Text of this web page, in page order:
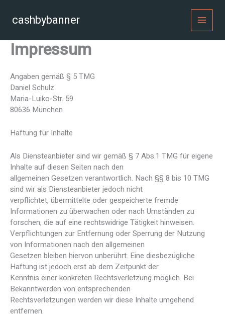
Inhalt
springencashbybanner
Impressum
Angaben gemäß § 5 TMG
Daniel Schulz
Maria-Luiko-Str. 59
80636 München
Haftung für Inhalte
Als Diensteanbieter sind wir gemäß § 7 Abs.1 TMG für eigene
Inhalte auf diesen Seiten nach den
allgemeinen Gesetzen verantwortlich. Nach §§ 8 bis 10 TMG
sind wir als Diensteanbieter jedoch nicht
verpflichtet, übermittelte oder gespeicherte fremde
Informationen zu überwachen oder nach Umständen zu
forschen, die auf eine rechtswidrige Tätigkeit hinweisen.
Verpflichtungen zur Entfernung oder Sperrung der Nutzung
von Informationen nach den allgemeinen
Gesetzen bleiben hiervon unberührt. Eine diesbezügliche
Haftung ist jedoch erst ab dem Zeitpunkt der
Kenntnis einer konkreten Rechtsverletzung möglich. Bei
Bekanntwerden von entsprechenden
Rechtsverletzungen werden wir diese Inhalte umgehend
entfernen.